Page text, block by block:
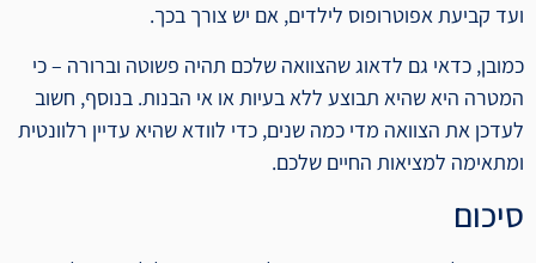
ועד קביעת אפוטרופוס לילדים, אם יש צורך בכך.
כמובן, כדאי גם לדאוג שהצוואה שלכם תהיה פשוטה וברורה – כי
המטרה היא שהיא תבוצע ללא בעיות או אי הבנות. בנוסף, חשוב
לעדכן את הצוואה מדי כמה שנים, כדי לוודא שהיא עדיין רלוונטית
ומתאימה למציאות החיים שלכם.
סיכום